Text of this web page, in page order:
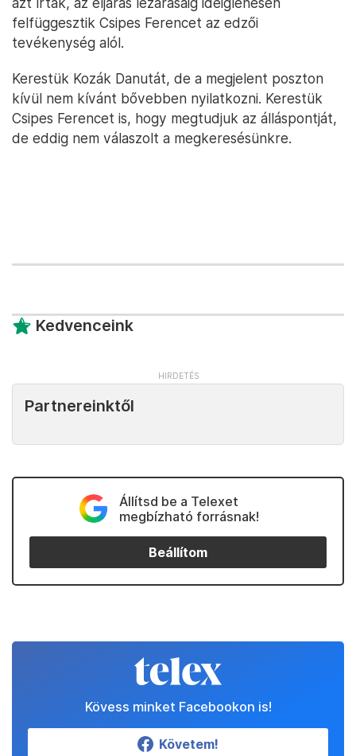
felfüggesztik Csipes Ferencet az edzői
tevékenység alól.
Kerestük Kozák Danutát, de a megjelent poszton
kívül nem kívánt bővebben nyilatkozni. Kerestük
Csipes Ferencet is, hogy megtudjuk az álláspontját,
de eddig nem válaszolt a megkeresésünkre.
Kedvenceink
Partnereinktől
Állítsd be a Telexet
megbízható forrásnak!
Beállítom
Kövess minket Facebookon is!
Követem!